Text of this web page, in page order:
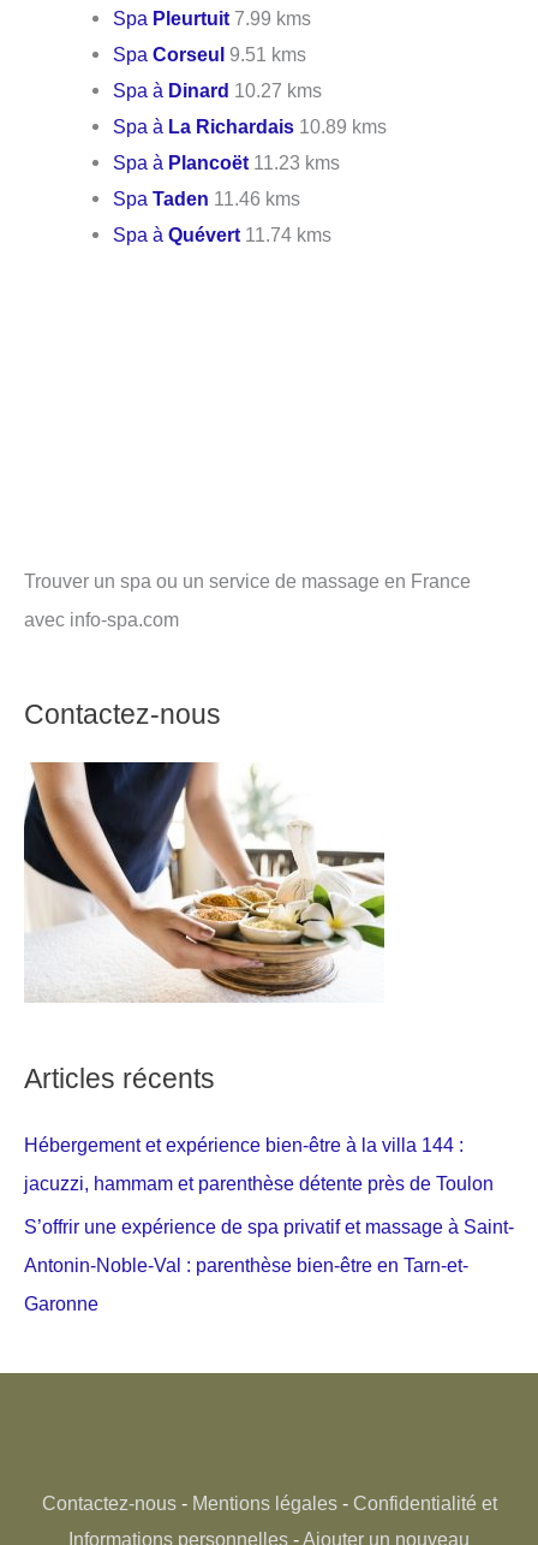
Spa Pleurtuit 7.99 kms
SpaCorseul 9.51 kms
Spa à Dinard 10.27 kms
Spa à La Richardais 10.89 kms
Spa à Plancoët 11.23 kms
SpaTaden 11.46 kms
Spa àQuévert 11.74 kms
Trouver un spa ou un service de massage en France
avec info-spa.com
Contactez-nous
Articles récents
Hébergement et expérience bien-être à la villa 144 :
jacuzzi, hammam et parenthèse détente près de Toulon
S’offrir une expérience de spa privatif et massage à Saint-
Antonin-Noble-Val : parenthèse bien-être en Tarn-et-
Garonne
Contactez-nous- Mentions légales- Confidentialité et
Informations personnelles -Ajouter un nouveau